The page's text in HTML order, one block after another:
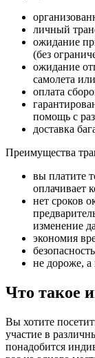
личный
ожидание
(без
ожидание
самолета
оплата
помощь с
доставка
Преимущества
вы платите
оплачивает
нет сроков
изменение
экономия
не дороже, а
Что такое
Вы хотите
участие в
понадобится